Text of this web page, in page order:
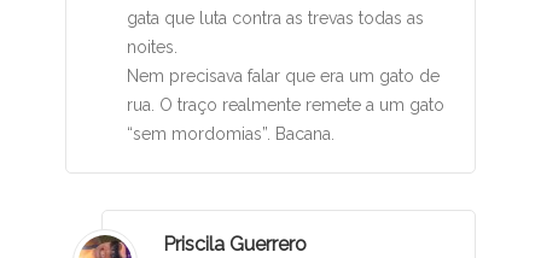
gata que luta contra as trevas todas as
noites.
Nem precisava falar que era um gato de
rua. O traço realmente remete a um gato
“sem mordomias”. Bacana.
Priscila Guerrero